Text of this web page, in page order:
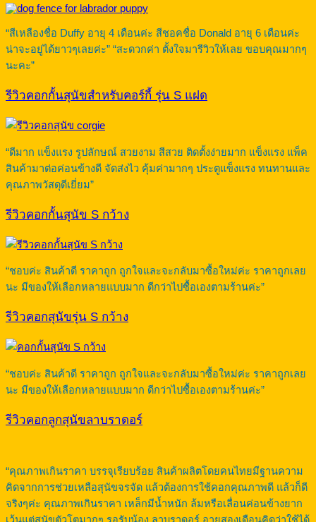
“สีเหลืองชื่อ Duffy อายุ 4 เดือนค่ะ สีชอคชื่อ Donald อายุ 6 เดือนค่ะ
น่าจะอยู่ได้ยาวๆเลยค่ะ” “สะดวกค่า ตั้งใจมารีวิวให้เลย ขอบคุณมากๆ
นะคะ”
รีวิวคอกกั้นสุนัขสำหรับคอร์กี้ รุ่น S แฝด
“ดีมาก แข็งแรง รูปลักษณ์ สวยงาม สีสวย ติดตั้งง่ายมาก แข็งแรง แพ็ค
สินค้ามาต่อค่อนข้างดี จัดส่งไว คุ้มค่ามากๆ ประตูแข็งแรง ทนทานและ
คุณภาพวัสดุดีเยี่ยม”
รีวิวคอกกั้นสุนัข S กว้าง
“ชอบค่ะ สินค้าดี ราคาถูก ถูกใจและจะกลับมาซื้อใหม่ค่ะ ราคาถูกเลย
นะ มีของให้เลือกหลายแบบมาก ดีกว่าไปซื้อเองตามร้านค่ะ”
รีวิวคอกสุนัขรุ่น S กว้าง
“ชอบค่ะ สินค้าดี ราคาถูก ถูกใจและจะกลับมาซื้อใหม่ค่ะ ราคาถูกเลย
นะ มีของให้เลือกหลายแบบมาก ดีกว่าไปซื้อเองตามร้านค่ะ”
รีวิวคอกลูกสุนัขลาบราดอร์
“คุณภาพเกินราคา บรรจุเรียบร้อย สินค้าผลิตโดยคนไทยมีฐานความ
คิดจากการช่วยเหลือสุนัขจรจัด แล้วต้องการใช้คอกคุณภาพดี แล้วก็ดี
จริงๆค่ะ คุณภาพเกินราคา เหล็กมีน้ำหนัก ล้มหรือเลื่อนค่อนข้างยาก